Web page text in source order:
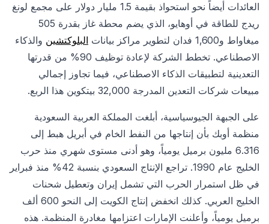
العائدات أيضاً نحو استحواذ بقيمة 1.5 مليار دولار على مجمع لونغ
ريدج للطاقة في أوهايو، الذي يضم محطة غاز بقدرة 505
ميغاواط و1,600 فدان لتطوير مراكز بيانات
البلوكتشين والذكاء
الاصطناعي. تخطط الشركة لإعادة توظيف 90% من قدرتها
التعدينية لتطبيقات الذكاء الاصطناعي، فيما تجاوز إجمالي
مبيعات شركات التعدين المدرجة 32,000 بيتكوين هذا الربع.
على الجبهة الجيوسياسية، أبلغت المملكة العربية السعودية
منظمة أوبك بأن إنتاجها من النفط الخام في أبريل هبط إلى
6.316 مليون برميل يومياً، وهو أدنى مستوى شهري منذ حرب
الخليج عام 1990. تراجع الإنتاج السعودي بنسبة 42% منذ فبراير
في ظل استمرار الحرب التي تشمل إيران وتعطيل شحنات
الخليج العربي. كذلك انخفض إنتاج الكويت إلى النحو 600 ألف
برميل يومياً، وأعلنت الإمارات اعتزامها مغادرة المنظمة. هذه